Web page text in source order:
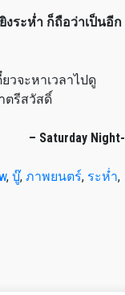
ระห่ำ ก็ถือว่าเป็นอีก
วจะหาเวลาไปดู
ตรีสวัสดิ์
– Saturday Night-
, บู๊, ภาพยนตร์, ระห่ำ,